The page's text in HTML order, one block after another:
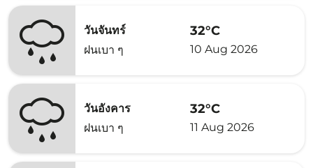
วันจันทร์
ฝนเบา ๆ
32°C
10 Aug 2026
วันอังคาร
ฝนเบา ๆ
32°C
11 Aug 2026